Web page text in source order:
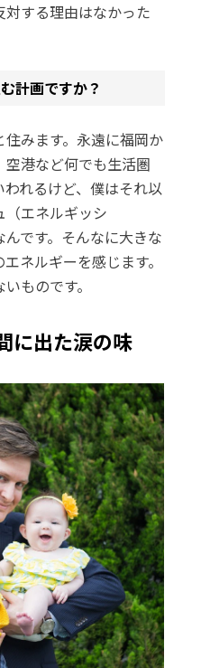
する理由はなかった
計画ですか？
住みます。永遠に福岡か
港など何でも生活圏
れるけど、僕はそれ以
エネルギッシ
です。そんなに大きな
ネルギーを感じます。
ものです。
に出た涙の味